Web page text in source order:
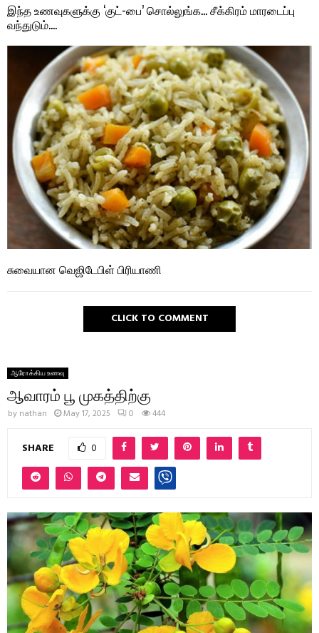
இந்த உணவுகளுக்கு ‘குட்-பை’ சொல்லுங்க… சீக்கிரம் மாரடைப்பு
வந்துடும்….
சுவையான வெஜிடேபிள் பிரியாணி
CLICK TO COMMENT
ஆரோக்கிய உணவு
ஆவாரம் பூ முகத்திற்கு
by nathan May 17, 2025 0 444
SHARE 0